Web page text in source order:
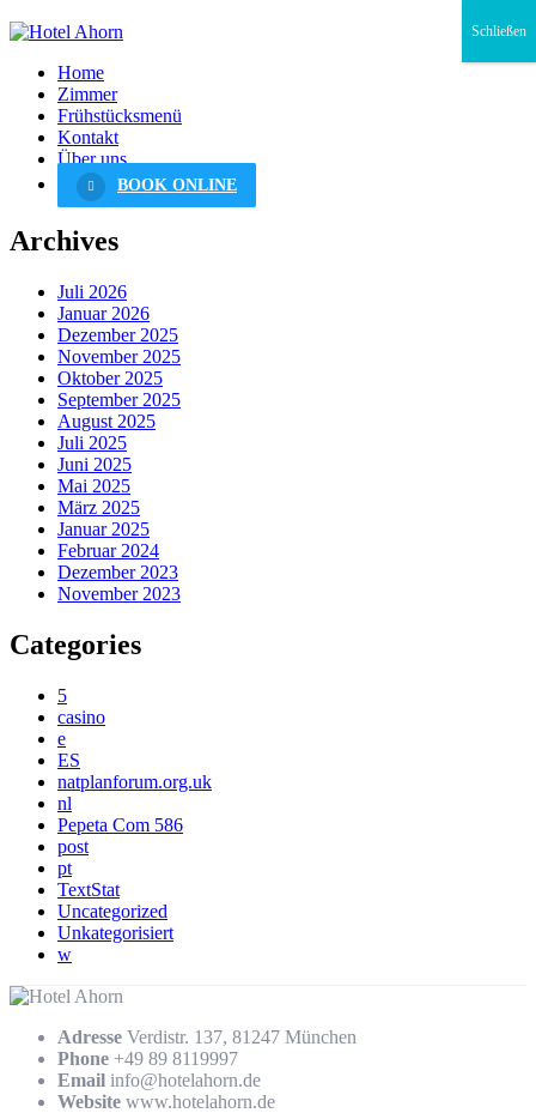
Home
Zimmer
Frühstücksmenü
Kontakt
Über uns
BOOK ONLINE
Archives
Juli 2026
Januar 2026
Dezember 2025
November 2025
Oktober 2025
September 2025
August 2025
Juli 2025
Juni 2025
Mai 2025
März 2025
Januar 2025
Februar 2024
Dezember 2023
November 2023
Categories
5
casino
e
ES
natplanforum.org.uk
nl
Pepeta Com 586
post
pt
TextStat
Uncategorized
Unkategorisiert
w
Adresse Verdistr. 137, 81247 München
Phone +49 89 8119997
Email info@hotelahorn.de
Website www.hotelahorn.de
Schließen